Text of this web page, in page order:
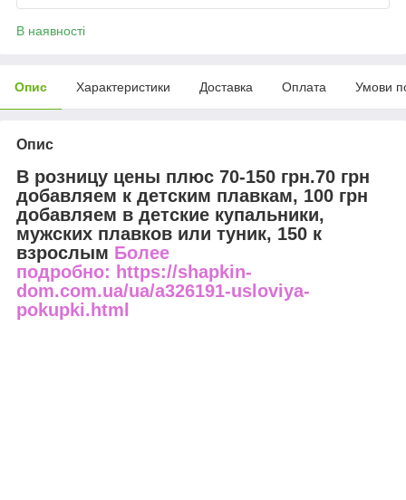
В наявності
Опис Характеристики Доставка Оплата Умови
Опис
В розницу цены плюс 70-150 грн.70 грн
добавляем к детским плавкам, 100 грн
добавляем в детские купальники,
мужских плавков или туник, 150 к
взрослым Более
подробно: https://shapkin-
dom.com.ua/ua/a326191-usloviya-
pokupki.html